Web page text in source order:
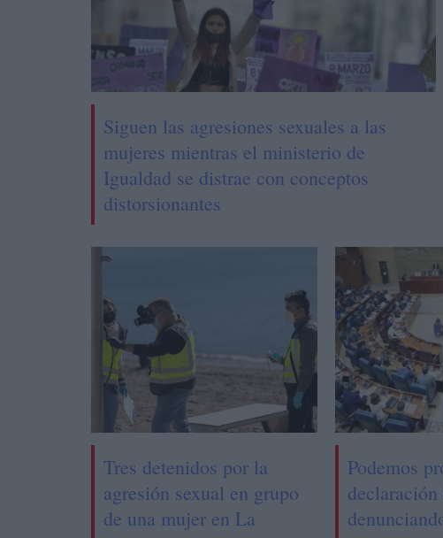
Siguen las agresiones sexuales a las
mujeres mientras el ministerio de
Igualdad se distrae con conceptos
distorsionantes
Tres detenidos por la
agresión sexual en grupo
de una mujer en La
Podemos